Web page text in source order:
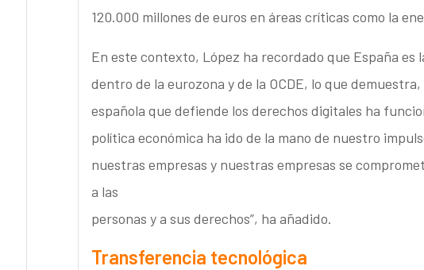
120.000 millones de euros en áreas críticas como la
En este contexto, López ha recordado que España es
dentro de la eurozona y de la OCDE, lo que
española que defiende los derechos digitales ha
política económica ha ido de la mano de nuestro
nuestras empresas y nuestras empresas se
a las
personas y a sus derechos”, ha añadido.
Transferencia tecnológica